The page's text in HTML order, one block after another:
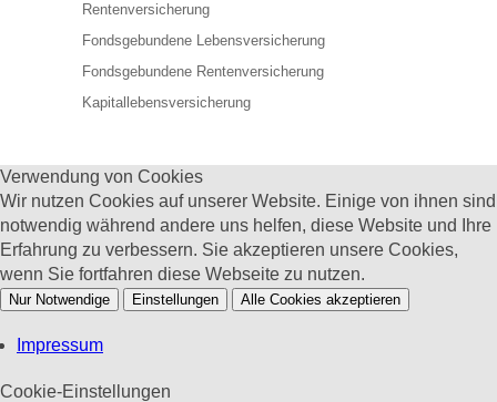
Rentenversicherung
Fondsgebundene Lebensversicherung
Fondsgebundene Rentenversicherung
Kapitallebensversicherung
Verwendung von Cookies
Wir nutzen Cookies auf unserer Website. Einige von ihnen sind
notwendig während andere uns helfen, diese Website und Ihre
Erfahrung zu verbessern. Sie akzeptieren unsere Cookies,
wenn Sie fortfahren diese Webseite zu nutzen.
Nur Notwendige Einstellungen Alle Cookies akzeptieren
Impressum
Cookie-Einstellungen